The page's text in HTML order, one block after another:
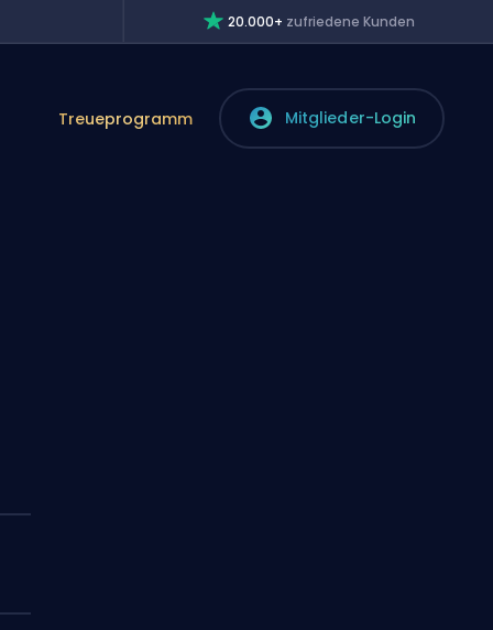
20.000+ zufriedene Kunden
Treueprogramm Mitglieder-Login